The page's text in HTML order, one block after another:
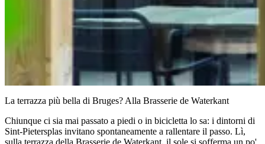
La terrazza più bella di Bruges? Alla Brasserie de Waterkant
Chiunque ci sia mai passato a piedi o in bicicletta lo sa: i dintorni di
Sint-Pietersplas invitano spontaneamente a rallentare il passo. Lì,
sulla terrazza della Brasserie de Waterkant, il sole si sofferma un po'